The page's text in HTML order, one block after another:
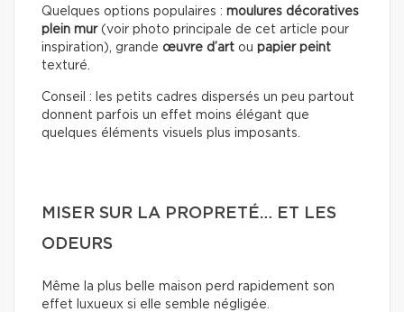
Quelques options populaires : moulures décoratives
plein mur (voir photo principale de cet article pour
inspiration), grande œuvre d’art ou papier peint
texturé.
Conseil : les petits cadres dispersés un peu partout
donnent parfois un effet moins élégant que
quelques éléments visuels plus imposants.
MISER SUR LA PROPRETÉ… ET LES
ODEURS
Même la plus belle maison perd rapidement son
effet luxueux si elle semble négligée.